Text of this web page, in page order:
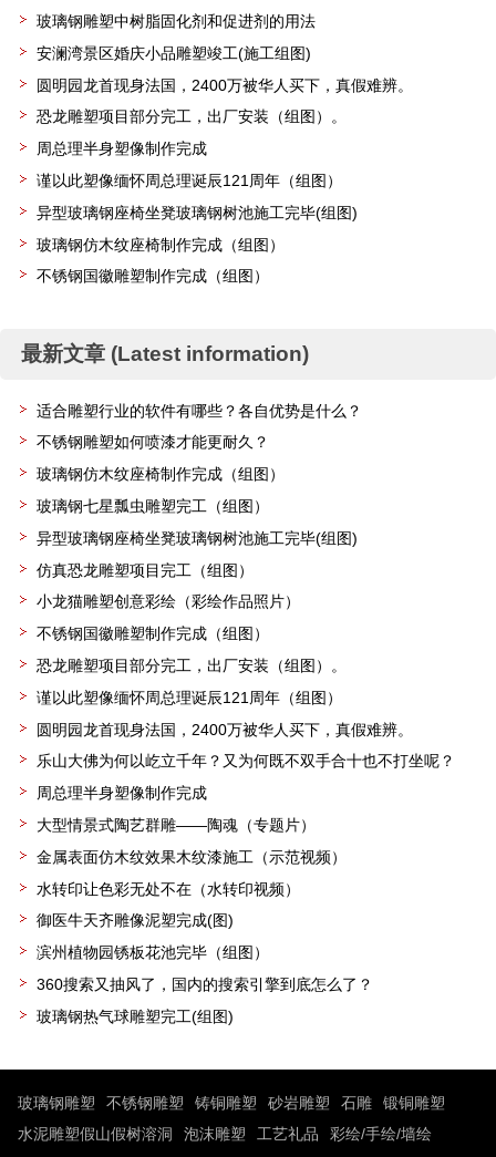
玻璃钢雕塑中树脂固化剂和促进剂的用法
安澜湾景区婚庆小品雕塑竣工(施工组图)
圆明园龙首现身法国，2400万被华人买下，真假难辨。
恐龙雕塑项目部分完工，出厂安装（组图）。
周总理半身塑像制作完成
谨以此塑像缅怀周总理诞辰121周年（组图）
异型玻璃钢座椅坐凳玻璃钢树池施工完毕(组图)
玻璃钢仿木纹座椅制作完成（组图）
不锈钢国徽雕塑制作完成（组图）
最新文章 (Latest information)
适合雕塑行业的软件有哪些？各自优势是什么？
不锈钢雕塑如何喷漆才能更耐久？
玻璃钢仿木纹座椅制作完成（组图）
玻璃钢七星瓢虫雕塑完工（组图）
异型玻璃钢座椅坐凳玻璃钢树池施工完毕(组图)
仿真恐龙雕塑项目完工（组图）
小龙猫雕塑创意彩绘（彩绘作品照片）
不锈钢国徽雕塑制作完成（组图）
恐龙雕塑项目部分完工，出厂安装（组图）。
谨以此塑像缅怀周总理诞辰121周年（组图）
圆明园龙首现身法国，2400万被华人买下，真假难辨。
乐山大佛为何以屹立千年？又为何既不双手合十也不打坐呢？
周总理半身塑像制作完成
大型情景式陶艺群雕——陶魂（专题片）
金属表面仿木纹效果木纹漆施工（示范视频）
水转印让色彩无处不在（水转印视频）
御医牛天齐雕像泥塑完成(图)
滨州植物园锈板花池完毕（组图）
360搜索又抽风了，国内的搜索引擎到底怎么了？
玻璃钢热气球雕塑完工(组图)
玻璃钢雕塑 不锈钢雕塑 铸铜雕塑 砂岩雕塑 石雕
锻铜雕塑
水泥雕塑假山假树溶洞
泡沫雕塑 工艺礼品
彩绘/手绘/墙绘